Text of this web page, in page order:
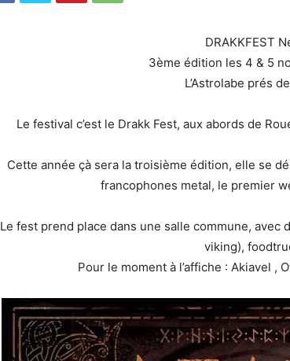
DRAKKFEST
3ème édition les 4 & 5
L’Astrolabe prés
Le festival c’est le Drakk Fest, aux abords de
Cette année çà sera la troisième édition, elle se
francophones metal, le premier
Le fest prend place dans une salle commune,
viking),
Pour le moment à l’affiche : Akiavel ,